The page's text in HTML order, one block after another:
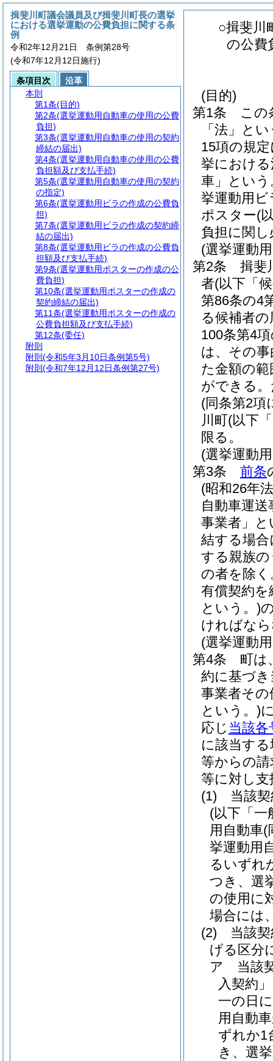
○揖斐川
の公費
(目的)
第1条
この
「法」と
15項の規
挙におけ
車」という
挙運動用
ポスター(
負担に関
(選挙運動
第2条
揖斐
者(以下「
第86条の4
る候補者
100条第4
は、その
た金額の
ができる。
(同条第2項
川町(以下
限る。
(選挙運動
第3条
前条
(昭和26年
自動車運
事業者」と
結する場
する親族
の者を除く
有償契約を
という。)
ければな
(選挙運動
第4条
町は
約に基づ
事業者その
という。)
応じ 当該各
に該当す
等からの請
等に対し支
(1)
当該
(以下「一
用自動車(
挙運動用
るいずれ
つき、選
の使用に
場合には
(2)
当該
げる区分
ア
当該
入契約
一の日
用自動
ずれか1
き、選
揖斐川町議会議員及び揖斐川町長の選挙
における選挙運動の公費負担に関する条
例
令和2年12月21日 条例第28号
(令和7年12月12日施行)
条項目次
沿革
本則
第1条(目的)
第2条(選挙運動用自動車の使用の公費
負担)
第3条(選挙運動用自動車の使用の契約
締結の届出)
第4条(選挙運動用自動車の使用の公費
負担額及び支払手続)
第5条(選挙運動用自動車の使用の契約
の指定)
第6条(選挙運動用ビラの作成の公費負
担)
第7条(選挙運動用ビラの作成の契約締
結の届出)
第8条(選挙運動用ビラの作成の公費負
担額及び支払手続)
第9条(選挙運動用ポスターの作成の公
費負担)
第10条(選挙運動用ポスターの作成の
契約締結の届出)
第11条(選挙運動用ポスターの作成の
公費負担額及び支払手続)
第12条(委任)
附則
附則 (令和5年3月10日条例第5号)
附則 (令和7年12月12日条例第27号)